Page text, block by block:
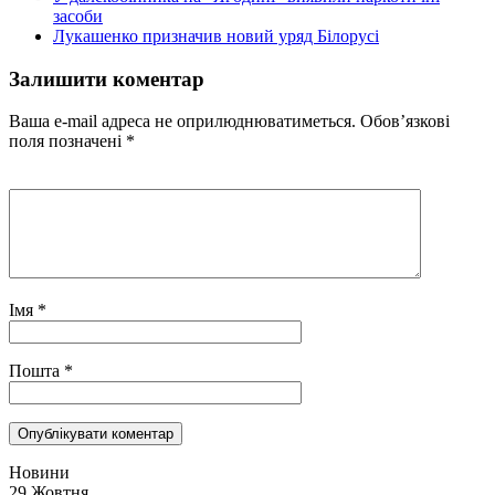
засоби
Лукашенко призначив новий уряд Білорусі
Залишити коментар
Ваша e-mail адреса не оприлюднюватиметься. Обов’язкові
поля позначені *
Імя *
Пошта *
Новини